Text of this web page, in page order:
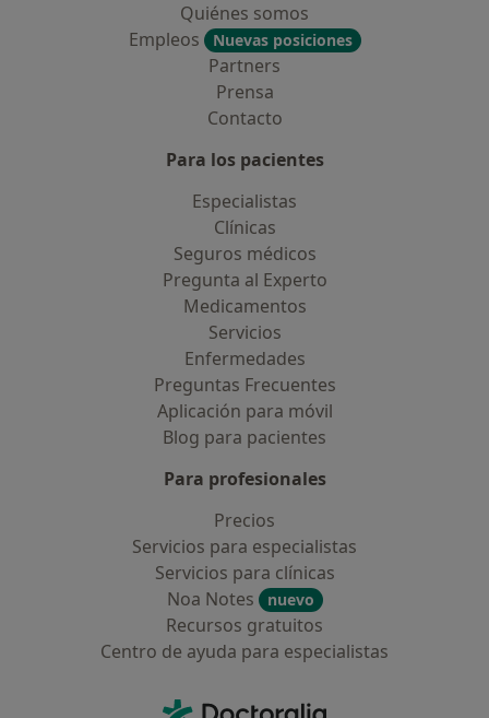
Quiénes somos
Empleos
Nuevas posiciones
Partners
Prensa
Contacto
Para los pacientes
Especialistas
Clínicas
Seguros médicos
Pregunta al Experto
Medicamentos
Servicios
Enfermedades
Preguntas Frecuentes
Aplicación para móvil
Blog para pacientes
Para profesionales
Precios
Servicios para especialistas
Servicios para clínicas
Noa Notes
nuevo
Recursos gratuitos
Centro de ayuda para especialistas
Doctoralia - Página de inicio